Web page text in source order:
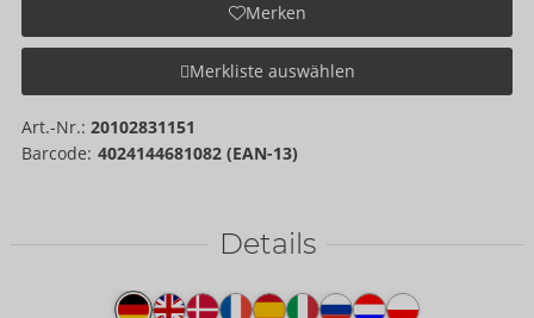
Merken
Merkliste auswählen
Art.-Nr.: 20102831151
Barcode: 4024144681082 (EAN-13)
Details
Produkttext